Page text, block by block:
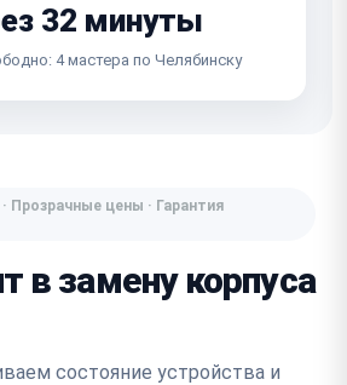
32 минуты
4 мастера по Челябинску
Прозрачные цены · Гарантия
в замену корпуса
состояние устройства и